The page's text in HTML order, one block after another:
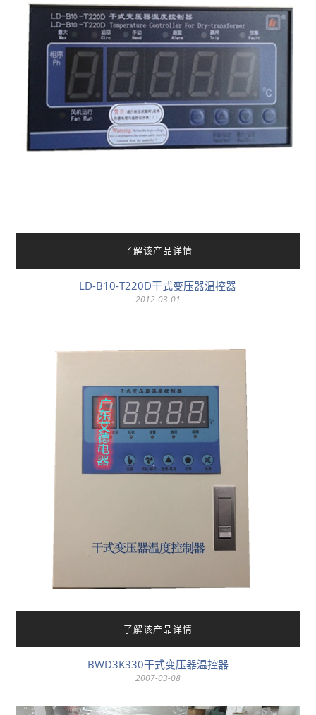
了解该产品详情
LD-B10-T220D干式变压器温控器
2012-03-01
了解该产品详情
BWD3K330干式变压器温控器
2007-03-08